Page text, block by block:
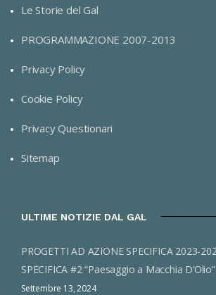
Le Storie del Gal
PROGRAMMAZIONE 2007-2013
Privacy Policy
Cookie Policy
Privacy Questionari
Sitemap
ULTIME NOTIZIE DAL GAL
PROGETTI AD AZIONE SPECIFICA 2023-2027 AZIONE
SPECIFICA #2 “Paesaggio a Macchia D’Olio”
Settembre 13, 2024